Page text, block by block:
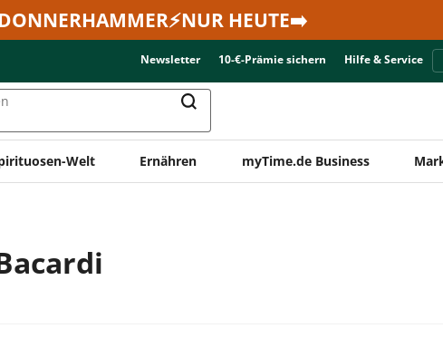
HEUTE➡️
Newsletter 10-€-Prämie sichern Hilfe & Service
Welt Ernähren myTime.de Business